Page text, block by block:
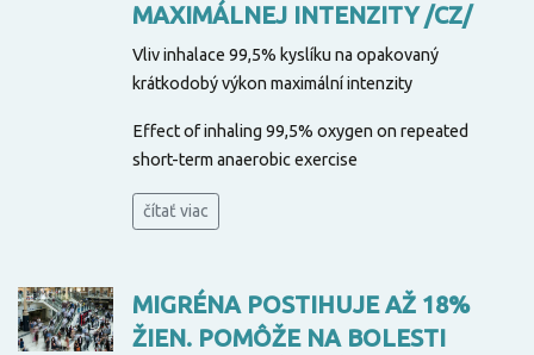
MAXIMÁLNEJ INTENZITY /CZ/
Vliv inhalace 99,5% kyslíku na opakovaný
krátkodobý výkon maximální intenzity
Effect of inhaling 99,5% oxygen on repeated
short-term anaerobic exercise
čítať viac
MIGRÉNA POSTIHUJE AŽ 18%
ŽIEN. POMÔŽE NA BOLESTI